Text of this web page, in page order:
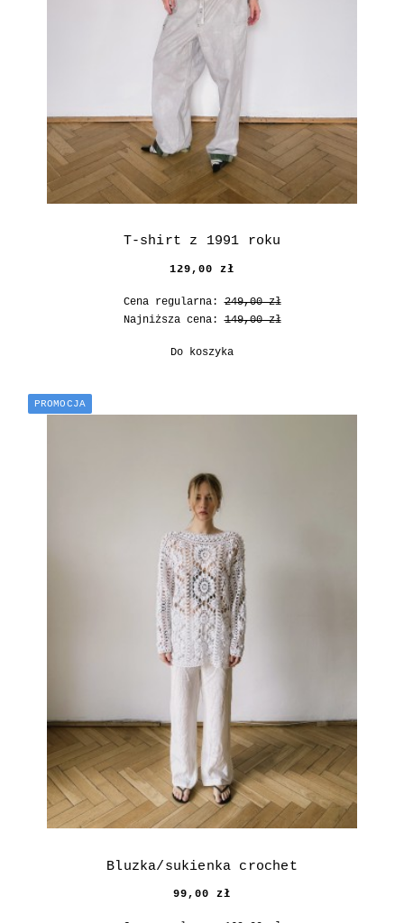
T-shirt z 1991 roku
129,00 zł
Cena regularna:249,00 zł
Najniższa cena:149,00 zł
Do koszyka
Bluzka/sukienka crochet
99,00 zł
PROMOCJA